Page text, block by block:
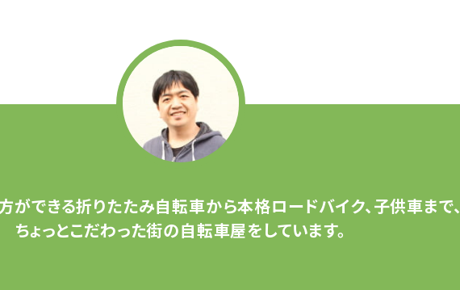
ができる折りたたみ自転車から本格ロードバイク、子供車まで、
ちょっとこだわった街の自転車屋をしています。